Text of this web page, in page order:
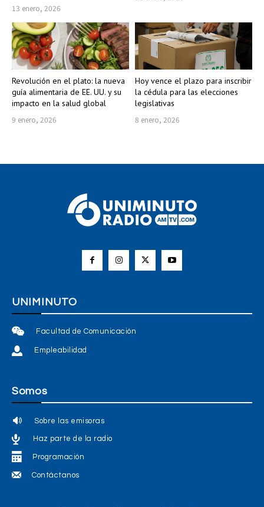
13 enero, 2026
Revolución en el plato: la nueva
guía alimentaria de EE. UU. y su
impacto en la salud global
9 enero, 2026
Hoy vence el plazo para inscribir
la cédula para las elecciones
legislativas
8 enero, 2026
UNIMINUTO
Facultad de Comunicación
Empleabilidad
Somos
Sobre las emisoras
Haz parte de la radio
Programación
Contáctanos